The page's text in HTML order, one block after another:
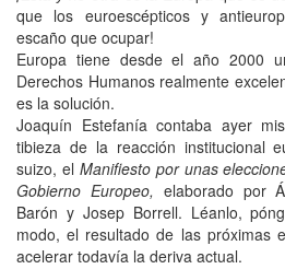
que los euroescépticos y
escaño que ocupar!
Europa tiene desde el año 2000
Derechos Humanos realmente
es la solución.
Joaquín Estefanía contaba ayer
tibieza de la reacción institucional
suizo, el Manifiesto por unas
Gobierno Europeo, elaborado por
Barón y Josep Borrell. Léanlo,
modo, el resultado de las próximas
acelerar todavía la deriva actual.